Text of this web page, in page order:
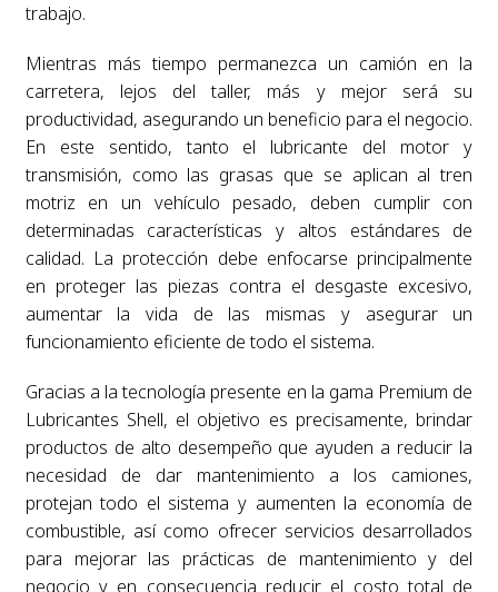
trabajo.
Mientras más tiempo permanezca un camión en la
carretera, lejos del taller, más y mejor será su
productividad, asegurando un beneficio para el negocio.
En este sentido, tanto el lubricante del motor y
transmisión, como las grasas que se aplican al tren
motriz en un vehículo pesado, deben cumplir con
determinadas características y altos estándares de
calidad. La protección debe enfocarse principalmente
en proteger las piezas contra el desgaste excesivo,
aumentar la vida de las mismas y asegurar un
funcionamiento eficiente de todo el sistema.
Gracias a la tecnología presente en la gama Premium de
Lubricantes Shell, el objetivo es precisamente, brindar
productos de alto desempeño que ayuden a reducir la
necesidad de dar mantenimiento a los camiones,
protejan todo el sistema y aumenten la economía de
combustible, así como ofrecer servicios desarrollados
para mejorar las prácticas de mantenimiento y del
negocio y en consecuencia reducir el costo total de